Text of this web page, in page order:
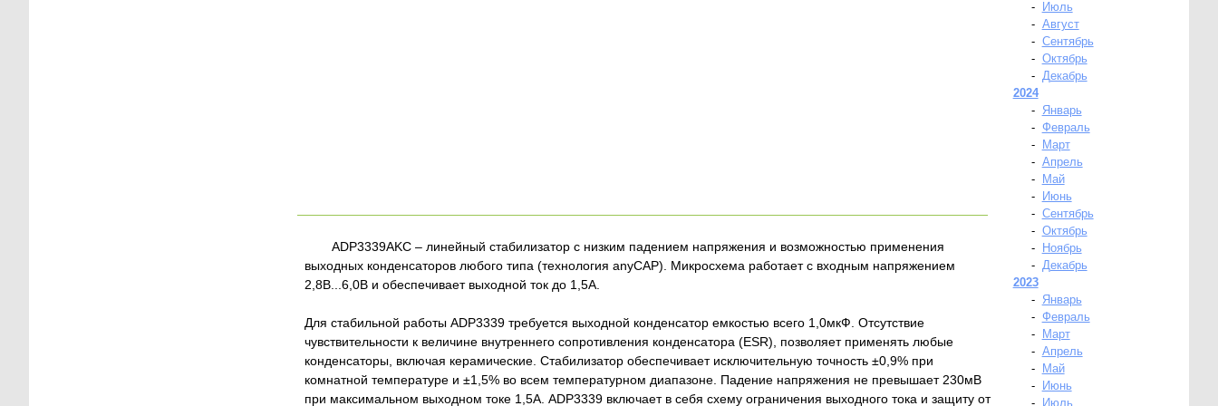
ADP3339AKC – линейный стабилизатор с низким падением напряжения и возможностью применения
выходных конденсаторов любого типа (технология anyCAP). Микросхема работает с входным напряжением
2,8В...6,0В и обеспечивает выходной ток до 1,5А.
Для стабильной работы ADP3339 требуется выходной конденсатор емкостью всего 1,0мкФ. Отсутствие
чувствительности к величине внутреннего сопротивления конденсатора (ESR), позволяет применять любые
конденсаторы, включая керамические. Стабилизатор обеспечивает исключительную точность ±0,9% при
комнатной температуре и ±1,5% во всем температурном диапазоне. Падение напряжения не превышает 230мВ
при максимальном выходном токе 1,5А. ADP3339 включает в себя схему ограничения выходного тока и защиту от
-
Июль
- Август
- Сентябрь
- Октябрь
- Декабрь
2024
-
Январь
- Февраль
-
Март
- Апрель
-
Май
-
Июнь
- Сентябрь
- Октябрь
-
Ноябрь
- Декабрь
2023
-
Январь
- Февраль
-
Март
- Апрель
-
Май
-
Июнь
-
Июль